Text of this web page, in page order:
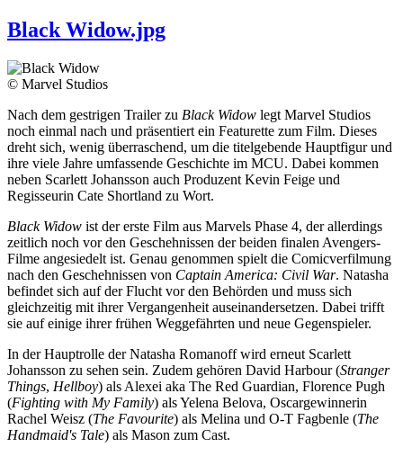
Black Widow.jpg
© Marvel Studios
Nach dem gestrigen Trailer zu Black Widow legt Marvel Studios
noch einmal nach und präsentiert ein Featurette zum Film. Dieses
dreht sich, wenig überraschend, um die titelgebende Hauptfigur und
ihre viele Jahre umfassende Geschichte im MCU. Dabei kommen
neben Scarlett Johansson auch Produzent Kevin Feige und
Regisseurin Cate Shortland zu Wort.
Black Widow ist der erste Film aus Marvels Phase 4, der allerdings
zeitlich noch vor den Geschehnissen der beiden finalen Avengers-
Filme angesiedelt ist. Genau genommen spielt die Comicverfilmung
nach den Geschehnissen von Captain America: Civil War. Natasha
befindet sich auf der Flucht vor den Behörden und muss sich
gleichzeitig mit ihrer Vergangenheit auseinandersetzen. Dabei trifft
sie auf einige ihrer frühen Weggefährten und neue Gegenspieler.
In der Hauptrolle der Natasha Romanoff wird erneut Scarlett
Johansson zu sehen sein. Zudem gehören David Harbour (Stranger
Things, Hellboy) als Alexei aka The Red Guardian, Florence Pugh
(Fighting with My Family) als Yelena Belova, Oscargewinnerin
Rachel Weisz (The Favourite) als Melina und O-T Fagbenle (The
Handmaid's Tale) als Mason zum Cast.